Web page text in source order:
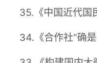
35.《中国近代国
34.《合作社“确